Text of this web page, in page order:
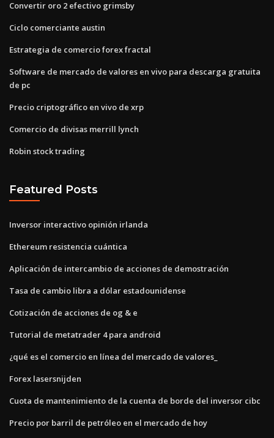
Convertir oro 2 efectivo grimsby
Ciclo comerciante austin
Estrategia de comercio forex fractal
Software de mercado de valores en vivo para descarga gratuita
de pc
Precio criptográfico en vivo de xrp
Comercio de divisas merrill lynch
Robin stock trading
Featured Posts
Inversor interactivo opinión irlanda
Ethereum resistencia cuántica
Aplicación de intercambio de acciones de demostración
Tasa de cambio libra a dólar estadounidense
Cotización de acciones de og & e
Tutorial de metatrader 4 para android
¿qué es el comercio en línea del mercado de valores_
Forex lasersnijden
Cuota de mantenimiento de la cuenta de borde del inversor cibc
Precio por barril de petróleo en el mercado de hoy